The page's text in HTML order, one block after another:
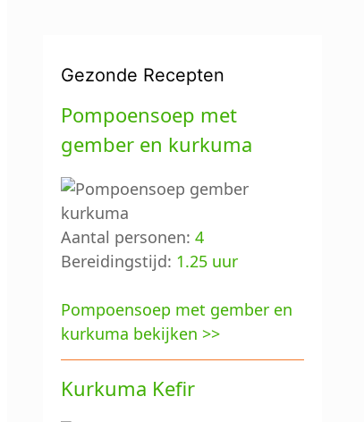
Gezonde Recepten
Pompoensoep met
gember en kurkuma
Aantal personen: 4
Bereidingstijd: 1.25 uur
Pompoensoep met gember en
kurkuma bekijken >>
Kurkuma Kefir